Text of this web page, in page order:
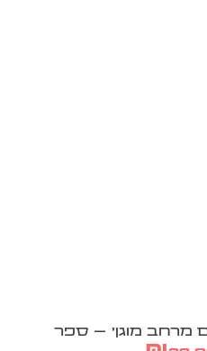
מרחב מוגן' – ספר